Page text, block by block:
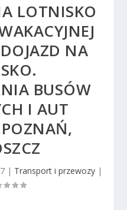
LOTNISKO
NA
BUSÓW
I AUT
| Transport i przewozy|